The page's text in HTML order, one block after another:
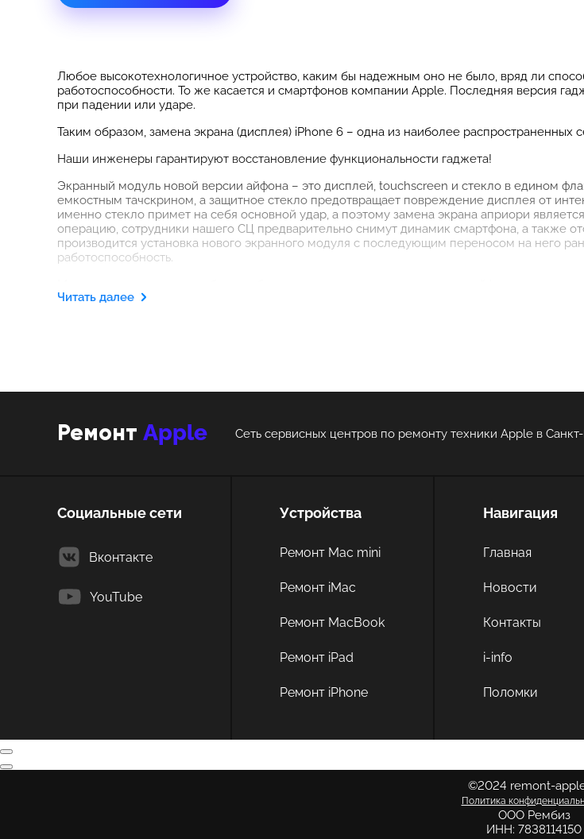
Любое высокотехнологичное устройство, каким бы надежным оно не было, вряд ли
работоспособности. То же касается и смартфонов компании Apple. Последняя версия
при падении или ударе.
Таким образом, замена экрана (дисплея) iPhone 6 – одна из наиболее распространенных
Наши инженеры гарантируют восстановление функциональности гаджета!
Экранный модуль новой версии айфона – это дисплей, touchscreen и стекло в едином
емкостным тачскрином, а защитное стекло предотвращает повреждение дисплея от
именно стекло примет на себя основной удар, а поэтому замена экрана априори
операцию, сотрудники нашего СЦ предварительно снимут динамик смартфона, а также
производится установка нового экранного модуля с последующим переносом на него
работоспособность.
Читать далее
Ремонт Apple Сеть сервисных центров по ремонту техники Apple в
Социальные сети
Вконтакте
YouTube
Устройства
Ремонт Mac mini
Ремонт iMac
Ремонт MacBook
Ремонт iPad
Ремонт iPhone
Навигация
Главная
Новости
Контакты
i-info
Поломки
©2024 remont-
Политика
ООО Рембиз
ИНН: 7838114150